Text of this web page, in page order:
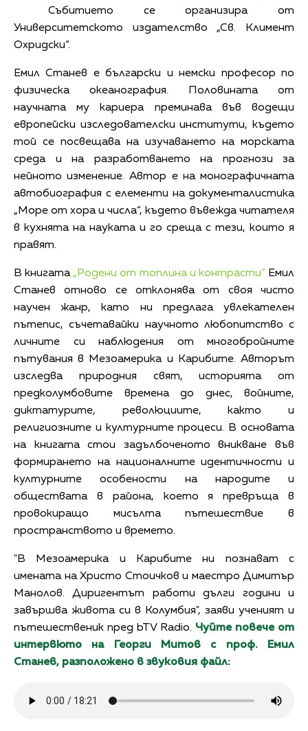
Събитието се организира от
Университетското издателство „Св. Климент
Охридски“.
Емил Станев е български и немски професор по
физическа океанография. Половината от
научната му кариера преминава във водещи
европейски изследователски институти, където
той се посвещава на изучаването на морската
среда и на разработването на прогнози за
нейното изменение. Автор е на монографичната
автобиография с елементи на документалистика
„Море от хора и числа“, където въвежда читателя
в кухнята на науката и го среща с тези, които я
правят.
В книгата „Родени от топлина и контрасти“ Емил
Станев отново се отклонява от своя чисто
научен жанр, като ни предлага увлекателен
пътепис, съчетавайки научното любопитство с
личните си наблюдения от многобройните
пътувания в Мезоамерика и Карибите. Авторът
изследва природния свят, историята от
предколумбовите времена до днес, войните,
диктатурите, революциите, както и
религиозните и културните процеси. В основата
на книгата стои задълбоченото вникване във
формирането на националните идентичности и
културните особености на народите и
обществата в района, което я превръща в
провокиращо мисълта пътешествие в
пространството и времето.
"В Мезоамерика и Карибите ни познават с
имената на Христо Стоичков и маестро Димитър
Манолов. Диригентът работи дълги години и
завършва живота си в Колумбия", заяви ученият и
пътешественик пред bTV Radio. Чуйте повече от
интервюто на Георги Митов с проф. Емил
Станев, разположено в звуковия файл: